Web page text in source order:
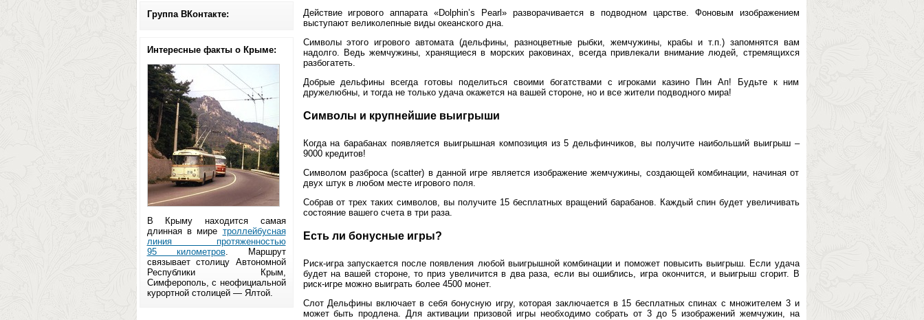
Группа ВКонтакте:
Интересные факты о Крыме:
В Крыму находится самая
длинная в мире троллейбусная
линия протяженностью
95 километров. Маршрут
связывает столицу Автономной
Республики Крым,
Симферополь, с неофициальной
курортной столицей — Ялтой.
Действие игрового аппарата «Dolphin’s Pearl» разворачивается в подводном царстве. Фоновым изображением
выступают великолепные виды океанского дна.
Символы этого игрового автомата (дельфины, разноцветные рыбки, жемчужины, крабы и т.п.) запомнятся вам
надолго. Ведь жемчужины, хранящиеся в морских раковинах, всегда привлекали внимание людей, стремящихся
разбогатеть.
Добрые дельфины всегда готовы поделиться своими богатствами с игроками казино Пин Ап! Будьте к ним
дружелюбны, и тогда не только удача окажется на вашей стороне, но и все жители подводного мира!
Символы и крупнейшие выигрыши
Когда на барабанах появляется выигрышная композиция из 5 дельфинчиков, вы получите наибольший выигрыш –
9000 кредитов!
Символом разброса (scatter) в данной игре является изображение жемчужины, создающей комбинации, начиная от
двух штук в любом месте игрового поля.
Собрав от трех таких символов, вы получите 15 бесплатных вращений барабанов. Каждый спин будет увеличивать
состояние вашего счета в три раза.
Есть ли бонусные игры?
Риск-игра запускается после появления любой выигрышной комбинации и поможет повысить выигрыш. Если удача
будет на вашей стороне, то приз увеличится в два раза, если вы ошиблись, игра окончится, и выигрыш сгорит. В
риск-игре можно выиграть более 4500 монет.
Слот Дельфины включает в себя бонусную игру, которая заключается в 15 бесплатных спинах с множителем 3 и
может быть продлена. Для активации призовой игры необходимо собрать от 3 до 5 изображений жемчужин, на